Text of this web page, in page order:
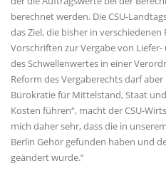
berechnet werden. Die CSU-
das Ziel, die bisher in
Vorschriften zur Vergabe von
des Schwellenwertes in einer
Reform des Vergaberechts darf
Bürokratie für Mittelstand, Staat
Kosten führen“, macht der CSU-
mich daher sehr, dass die in
Berlin Gehör gefunden haben und
geändert wurde.“